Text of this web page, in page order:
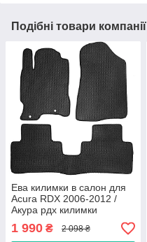
Подібні товари компанії
Ева килимки в салон для
Acura RDX 2006-2012 /
Акура рдх килимки
1 990 ₴ 2 098 ₴